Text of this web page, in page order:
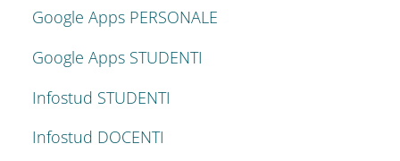
Google Apps PERSONALE
Google Apps STUDENTI
Infostud STUDENTI
Infostud DOCENTI